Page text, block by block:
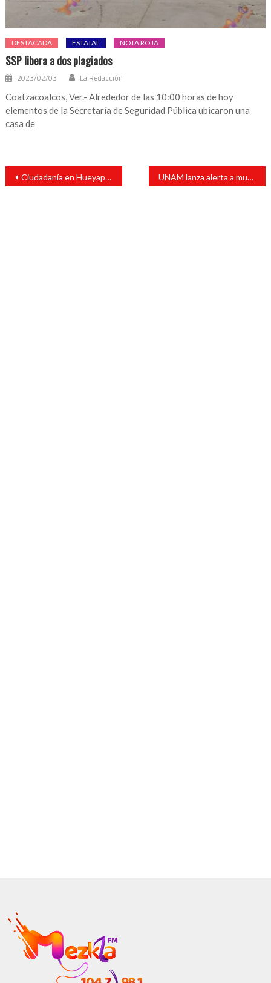
DESTACADA ESTATAL NOTA ROJA
SSP libera a dos plagiados
2023/02/03 La Redacción
Coatzacoalcos, Ver.- Alrededor de las 10:00 horas de hoy
elementos de la Secretaría de Seguridad Pública ubicaron una
casa de
Navegación
entradas
Ciudadanía en Hueyapan de Ocampo pide mejora en servicios de salud UNAM lanza alerta a municipios que integran Reserva de la Biosfera de los Tuxtlas